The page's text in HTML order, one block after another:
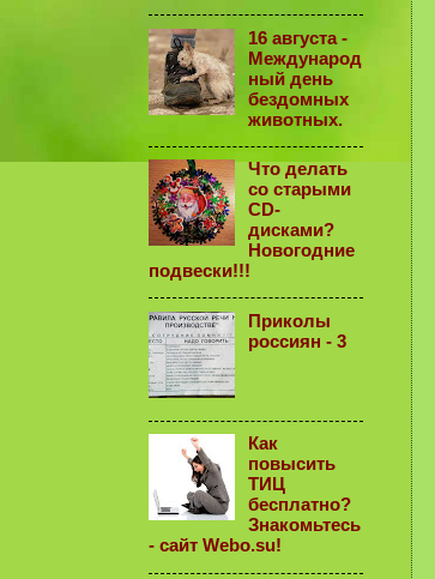
16 августа -
Международ
ный день
бездомных
животных.
Что делать
со старыми
CD-
дисками?
Новогодние
подвески!!!
Приколы
россиян - 3
Как
повысить
ТИЦ
бесплатно?
Знакомьтесь
- сайт Webo.su!